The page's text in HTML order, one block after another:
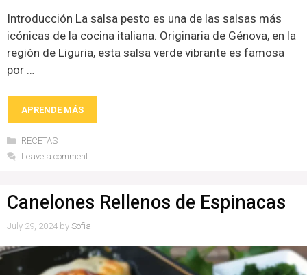
Introducción La salsa pesto es una de las salsas más
icónicas de la cocina italiana. Originaria de Génova, en la
región de Liguria, esta salsa verde vibrante es famosa
por …
APRENDE MÁS
Categories
RECETAS
Leave a comment
Canelones Rellenos de Espinacas
July 29, 2024 by Sofia